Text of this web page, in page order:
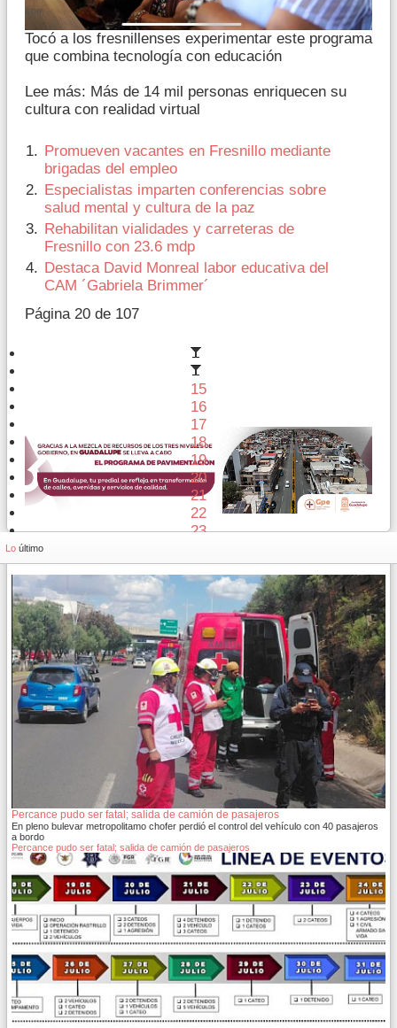
Tocó a los fresnillenses experimentar este programa
que combina tecnología con educación
Lee más: Más de 14 mil personas enriquecen su
cultura con realidad virtual
Promueven vacantes en Fresnillo mediante
brigadas del empleo
Especialistas imparten conferencias sobre
salud mental y cultura de la paz
Rehabilitan vialidades y carreteras de
Fresnillo con 23.6 mdp
Destaca David Monreal labor educativa del
CAM ´Gabriela Brimmer´
Página 20 de 107
15
16
17
18
19
20
21
22
23
Lo último
Percance pudo ser fatal; salida de camión de pasajeros
En pleno bulevar metropolitamo chofer perdió el control del vehículo con 40 pasajeros
a bordo
Percance pudo ser fatal; salida de camión de pasajeros